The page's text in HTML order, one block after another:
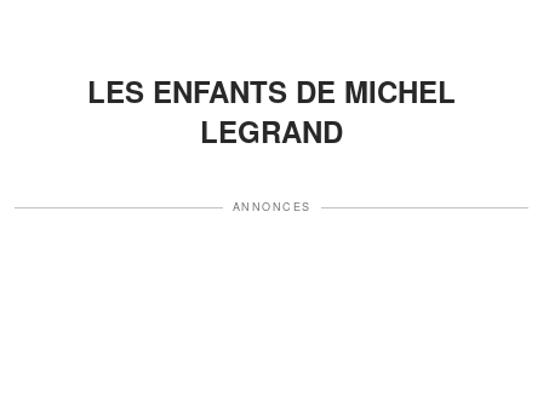
LES ENFANTS DE MICHEL
LEGRAND
ANNONCES